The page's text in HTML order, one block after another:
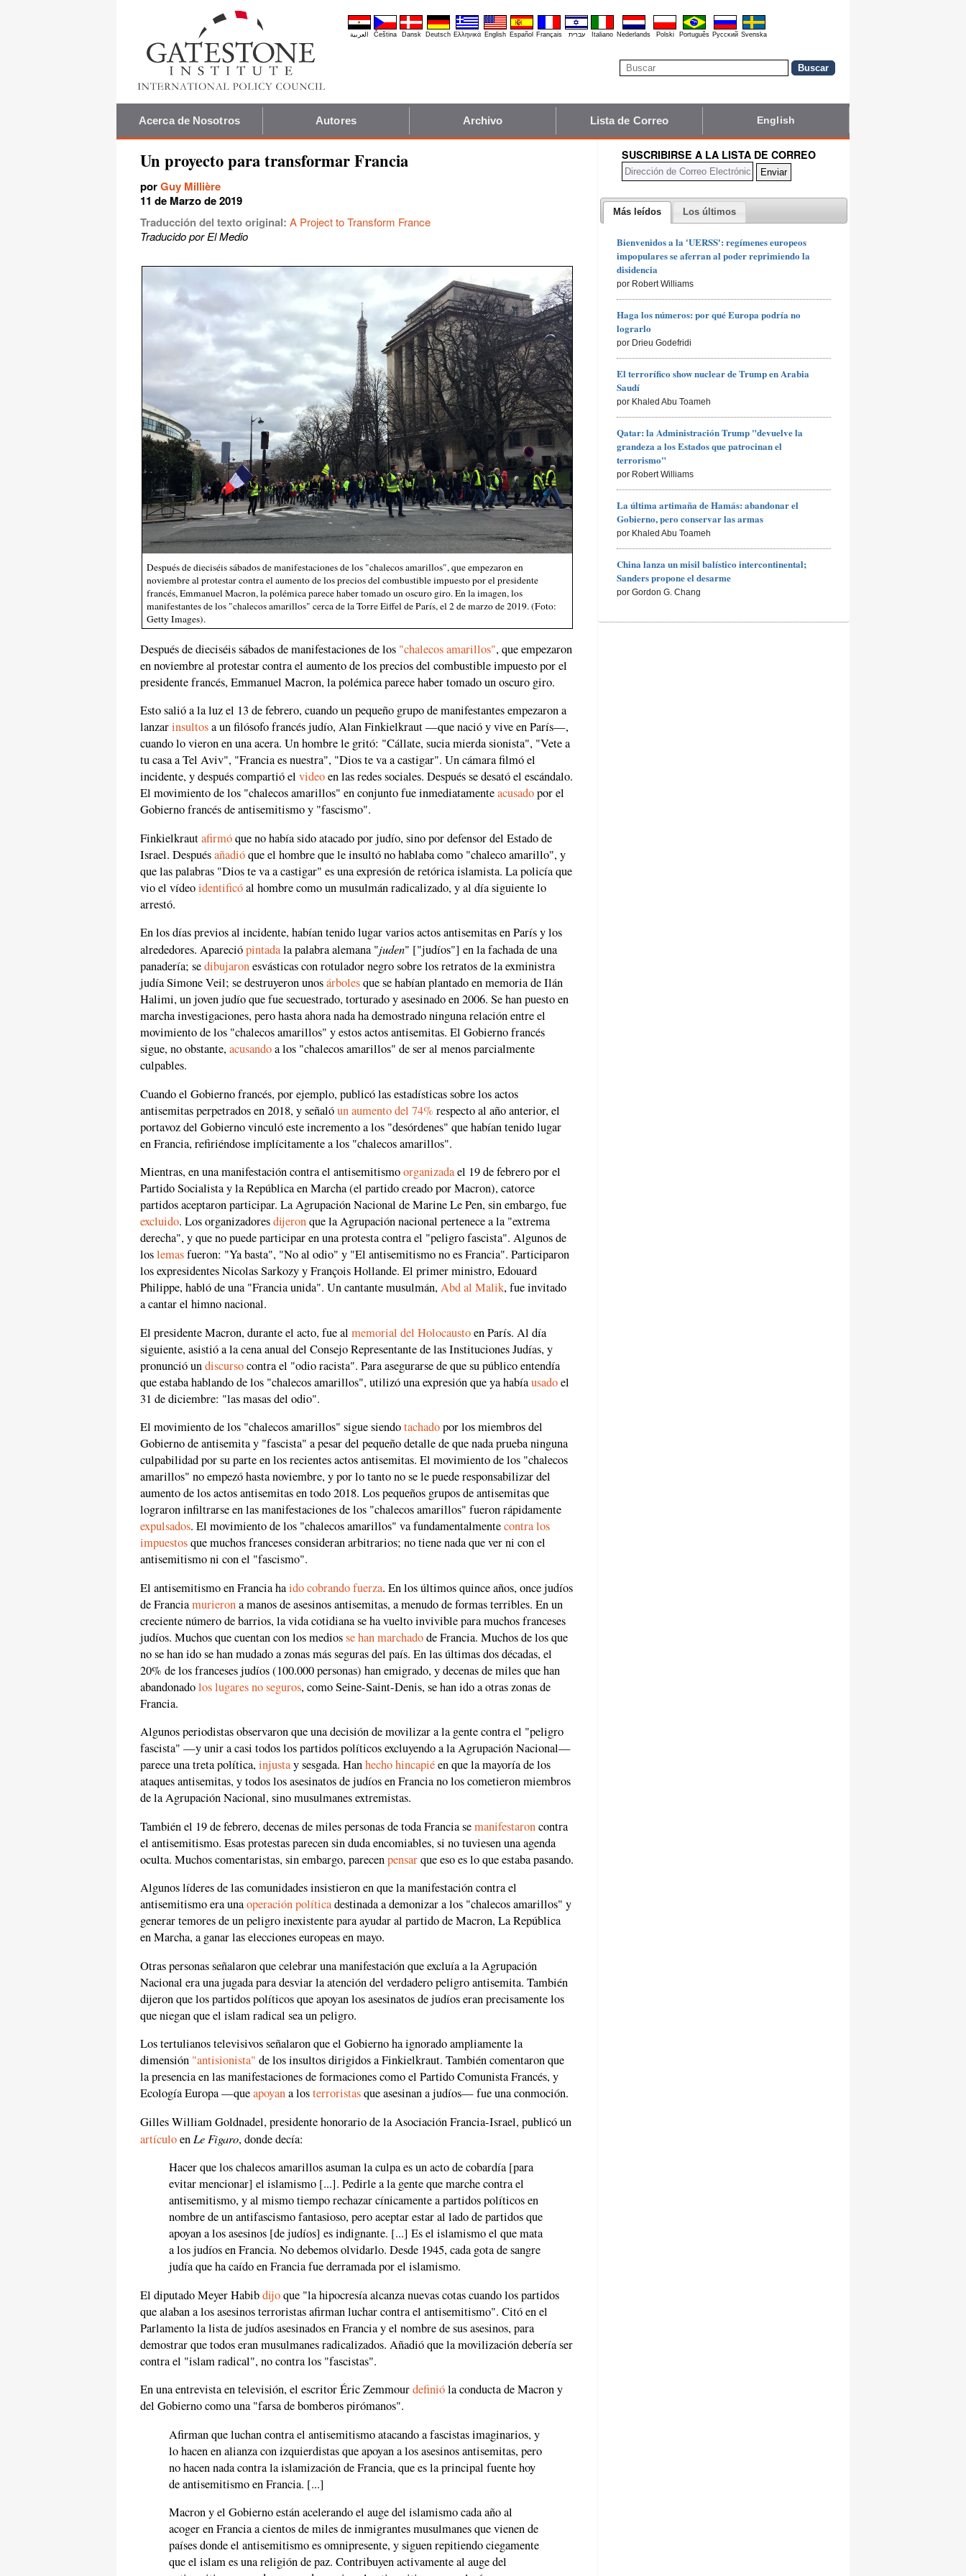
العربية Čeština Dansk Deutsch Ελληνικά English Español Français עברית Italiano Nederlands Polski Português Pyccĸий Svenska
Acerca de Nosotros Autores Archivo Lista de Correo English
Un proyecto para transformar Francia
porGuy Millière
11 de Marzo de 2019
Traducción del texto original: A Project to Transform France
Traducido por El Medio
Después de dieciséis sábados de manifestaciones de los "chalecos amarillos", que empezaron en
noviembre al protestar contra el aumento de los precios del combustible impuesto por el presidente
francés, Emmanuel Macron, la polémica parece haber tomado un oscuro giro. En la imagen, los
manifestantes de los "chalecos amarillos" cerca de la Torre Eiffel de París, el 2 de marzo de 2019. (Foto:
Getty Images).
Después de dieciséis sábados de manifestaciones de los "chalecos amarillos", que empezaron
en noviembre al protestar contra el aumento de los precios del combustible impuesto por el
presidente francés, Emmanuel Macron, la polémica parece haber tomado un oscuro giro.
Esto salió a la luz el 13 de febrero, cuando un pequeño grupo de manifestantes empezaron a
lanzarinsultosa un filósofo francés judío, Alan Finkielkraut —que nació y vive en París—,
cuando lo vieron en una acera. Un hombre le gritó: "Cállate, sucia mierda sionista", "Vete a
tu casa a Tel Aviv", "Francia es nuestra", "Dios te va a castigar". Un cámara filmó el
incidente, y después compartió el videoen las redes sociales. Después se desató el escándalo.
El movimiento de los "chalecos amarillos" en conjunto fue inmediatamenteacusadopor el
Gobierno francés de antisemitismo y "fascismo".
Finkielkrautafirmóque no había sido atacado por judío, sino por defensor del Estado de
Israel. Despuésañadióque el hombre que le insultó no hablaba como "chaleco amarillo", y
que las palabras "Dios te va a castigar" es una expresión de retórica islamista. La policía que
vio el vídeoidentificóal hombre como un musulmán radicalizado, y al día siguiente lo
arrestó.
En los días previos al incidente, habían tenido lugar varios actos antisemitas en París y los
alrededores. Apareciópintadala palabra alemana "juden" ["judíos"] en la fachada de una
panadería; sedibujaronesvásticas con rotulador negro sobre los retratos de la exministra
judía Simone Veil; se destruyeron unosárbolesque se habían plantado en memoria de Ilán
Halimi, un joven judío que fue secuestrado, torturado y asesinado en 2006. Se han puesto en
marcha investigaciones, pero hasta ahora nada ha demostrado ninguna relación entre el
movimiento de los "chalecos amarillos" y estos actos antisemitas. El Gobierno francés
sigue, no obstante,acusandoa los "chalecos amarillos" de ser al menos parcialmente
culpables.
Cuando el Gobierno francés, por ejemplo, publicó las estadísticas sobre los actos
antisemitas perpetrados en 2018, y señalóun aumento del 74% respecto al año anterior, el
portavoz del Gobierno vinculó este incremento a los "desórdenes" que habían tenido lugar
en Francia, refiriéndose implícitamente a los "chalecos amarillos".
Mientras, en una manifestación contra el antisemitismoorganizadael 19 de febrero por el
Partido Socialista y la República en Marcha (el partido creado por Macron), catorce
partidos aceptaron participar. La Agrupación Nacional de Marine Le Pen, sin embargo, fue
excluido. Los organizadoresdijeronque la Agrupación nacional pertenece a la "extrema
derecha", y que no puede participar en una protesta contra el "peligro fascista". Algunos de
loslemasfueron: "Ya basta", "No al odio" y "El antisemitismo no es Francia". Participaron
los expresidentes Nicolas Sarkozy y François Hollande. El primer ministro, Edouard
Philippe, habló de una "Francia unida". Un cantante musulmán,Abd al Malik, fue invitado
a cantar el himno nacional.
El presidente Macron, durante el acto, fue al memorial del Holocaustoen París. Al día
siguiente, asistió a la cena anual del Consejo Representante de las Instituciones Judías, y
pronunció undiscursocontra el "odio racista". Para asegurarse de que su público entendía
que estaba hablando de los "chalecos amarillos", utilizó una expresión que ya habíausadoel
31 de diciembre: "las masas del odio".
El movimiento de los "chalecos amarillos" sigue siendotachadopor los miembros del
Gobierno de antisemita y "fascista" a pesar del pequeño detalle de que nada prueba ninguna
culpabilidad por su parte en los recientes actos antisemitas. El movimiento de los "chalecos
amarillos" no empezó hasta noviembre, y por lo tanto no se le puede responsabilizar del
aumento de los actos antisemitas en todo 2018. Los pequeños grupos de antisemitas que
lograron infiltrarse en las manifestaciones de los "chalecos amarillos" fueron rápidamente
expulsados. El movimiento de los "chalecos amarillos" va fundamentalmentecontra los
impuestosque muchos franceses consideran arbitrarios; no tiene nada que ver ni con el
antisemitismo ni con el "fascismo".
El antisemitismo en Francia haido cobrando fuerza. En los últimos quince años, once judíos
de Franciamurierona manos de asesinos antisemitas, a menudo de formas terribles. En un
creciente número de barrios, la vida cotidiana se ha vuelto invivible para muchos franceses
judíos. Muchos que cuentan con los mediosse han marchadode Francia. Muchos de los que
no se han ido se han mudado a zonas más seguras del país. En las últimas dos décadas, el
20% de los franceses judíos (100.000 personas) han emigrado, y decenas de miles que han
abandonadolos lugares no seguros, como Seine-Saint-Denis, se han ido a otras zonas de
Francia.
Algunos periodistas observaron que una decisión de movilizar a la gente contra el "peligro
fascista" —y unir a casi todos los partidos políticos excluyendo a la Agrupación Nacional—
parece una treta política,injustay sesgada. Hanhecho hincapiéen que la mayoría de los
ataques antisemitas, y todos los asesinatos de judíos en Francia no los cometieron miembros
de la Agrupación Nacional, sino musulmanes extremistas.
También el 19 de febrero, decenas de miles personas de toda Francia semanifestaroncontra
el antisemitismo. Esas protestas parecen sin duda encomiables, si no tuviesen una agenda
oculta. Muchos comentaristas, sin embargo, parecenpensarque eso es lo que estaba pasando.
Algunos líderes de las comunidades insistieron en que la manifestación contra el
antisemitismo era unaoperación políticadestinada a demonizar a los "chalecos amarillos" y
generar temores de un peligro inexistente para ayudar al partido de Macron, La República
en Marcha, a ganar las elecciones europeas en mayo.
Otras personas señalaron que celebrar una manifestación que excluía a la Agrupación
Nacional era una jugada para desviar la atención del verdadero peligro antisemita. También
dijeron que los partidos políticos que apoyan los asesinatos de judíos eran precisamente los
que niegan que el islam radical sea un peligro.
Los tertulianos televisivos señalaron que el Gobierno ha ignorado ampliamente la
dimensión "antisionista" de los insultos dirigidos a Finkielkraut. También comentaron que
la presencia en las manifestaciones de formaciones como el Partido Comunista Francés, y
Ecología Europa —queapoyana losterroristasque asesinan a judíos— fue una conmoción.
Gilles William Goldnadel, presidente honorario de la Asociación Francia-Israel, publicó un
artículoen Le Figaro, donde decía:
Hacer que los chalecos amarillos asuman la culpa es un acto de cobardía [para
evitar mencionar] el islamismo [...]. Pedirle a la gente que marche contra el
antisemitismo, y al mismo tiempo rechazar cínicamente a partidos políticos en
nombre de un antifascismo fantasioso, pero aceptar estar al lado de partidos que
apoyan a los asesinos [de judíos] es indignante. [...] Es el islamismo el que mata
a los judíos en Francia. No debemos olvidarlo. Desde 1945, cada gota de sangre
judía que ha caído en Francia fue derramada por el islamismo.
El diputado Meyer Habibdijoque "la hipocresía alcanza nuevas cotas cuando los partidos
que alaban a los asesinos terroristas afirman luchar contra el antisemitismo". Citó en el
Parlamento la lista de judíos asesinados en Francia y el nombre de sus asesinos, para
demostrar que todos eran musulmanes radicalizados. Añadió que la movilización debería ser
contra el "islam radical", no contra los "fascistas".
En una entrevista en televisión, el escritor Éric Zemmourdefinióla conducta de Macron y
del Gobierno como una "farsa de bomberos pirómanos".
Afirman que luchan contra el antisemitismo atacando a fascistas imaginarios, y
lo hacen en alianza con izquierdistas que apoyan a los asesinos antisemitas, pero
no hacen nada contra la islamización de Francia, que es la principal fuente hoy
de antisemitismo en Francia. [...]
Macron y el Gobierno están acelerando el auge del islamismo cada año al
acoger en Francia a cientos de miles de inmigrantes musulmanes que vienen de
países donde el antisemitismo es omnipresente, y siguen repitiendo ciegamente
que el islam es una religión de paz. Contribuyen activamente al auge del
SUSCRIBIRSE A LA LISTA DE CORREO
Más leídos Los últimos
Bienvenidos a la 'UERSS': regímenes europeos
impopulares se aferran al poder reprimiendo la
disidencia
por Robert Williams
Haga los números: por qué Europa podría no
lograrlo
por Drieu Godefridi
El terrorífico show nuclear de Trump en Arabia
Saudí
por Khaled Abu Toameh
Qatar: la Administración Trump "devuelve la
grandeza a los Estados que patrocinan el
terrorismo"
por Robert Williams
La última artimaña de Hamás: abandonar el
Gobierno, pero conservar las armas
por Khaled Abu Toameh
China lanza un misil balístico intercontinental;
Sanders propone el desarme
por Gordon G. Chang